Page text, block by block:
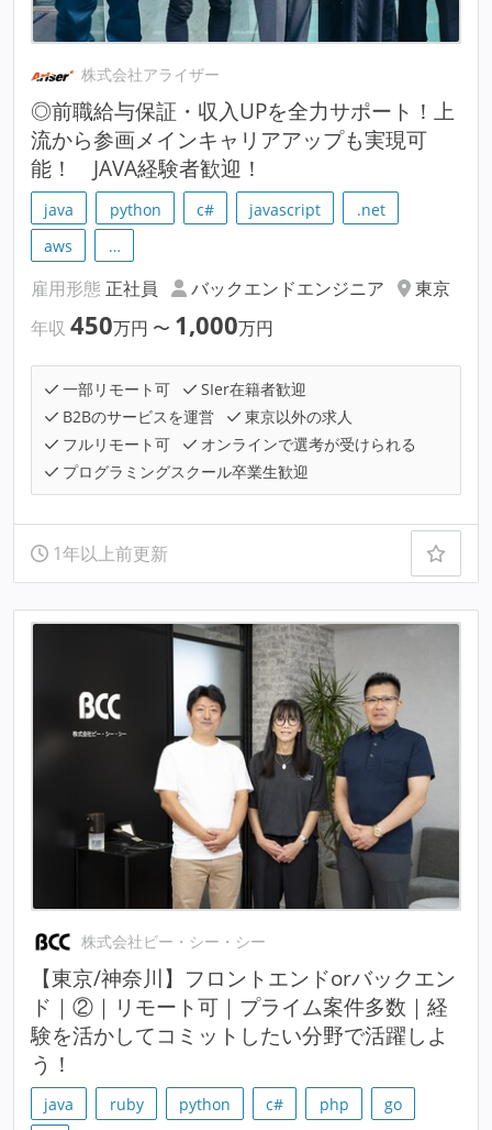
株式会社アライザー
◎前職給与保証・収入UPを全力サポート！上
流から参画メインキャリアアップも実現可
能！ JAVA経験者歓迎！
java python c# javascript
.net
aws
…
雇用形態 正社員 バックエンドエンジニア
東京
年収 450万円 〜 1,000万円
一部リモート可
SIer在籍者歓迎
B2Bのサービスを運営
東京以外の求人
フルリモート可
オンラインで選考が受けられる
プログラミングスクール卒業生歓迎
1年以上前更新
株式会社ビー・シー・シー
【東京/神奈川】フロントエンドorバックエン
ド｜②｜リモート可｜プライム案件多数｜経
験を活かしてコミットしたい分野で活躍しよ
う！
java ruby python c# php
go